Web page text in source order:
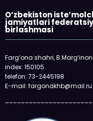
O‘zbekiston
jamiyatlari
birlashmasi
Farg‘ona shahri,
index: 150105
telefon: 73-2445198
E-mail: fargonakhb@mail.ru